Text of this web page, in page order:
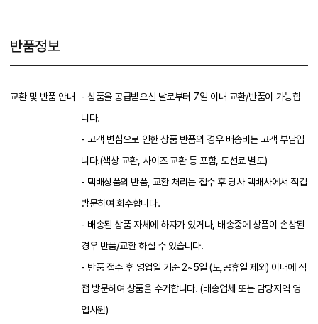
반품정보
교환 및 반품 안내
- 상품을 공급받으신 날로부터 7일 이내 교환/반품이 가능합
니다.
- 고객 변심으로 인한 상품 반품의 경우 배송비는 고객 부담입
니다.(색상 교환, 사이즈 교환 등 포함, 도선료 별도)
- 택배상품의 반품, 교환 처리는 접수 후 당사 택배사에서 직겁
방문하여 회수합니다.
- 배송된 상품 자체에 하자가 있거나, 배송중에 상품이 손상된
경우 반품/교환 하실 수 있습니다.
- 반품 접수 후 영업일 기준 2~5일 (토,공휴일 제외) 이내에 직
접 방문하여 상품을 수거합니다. (배송업체 또는 담당지역 영
업사원)